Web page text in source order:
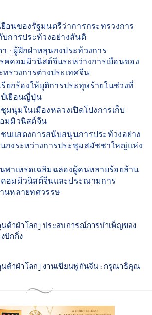
ยือนของรัฐมนตรีว่าการกระทรวงการ
การประท้วงอย่างสันติ
: ผู้ฝึกฝ่าหลุนกงประท้วงการ
คคอมมิวนิสต์จีนระหว่างการเยือนของ
รวงการต่างประเทศจีน
ยกร้องให้ยุติการประทุษร้ายในช่วงที่
เยือนญี่ปุ่น
มนุมในเมืองหลวงเปิดโปงการเก็บ
มมิวนิสต์จีน
นแสดงการสนับสนุนการประท้วงอย่าง
กงระหว่างการประชุมสมัชชาใหญ่แห่ง
พาเหรดเฉลิมฉลองผู้คนหลายร้อยล้าน
อมมิวนิสต์จีนและประณามการ
นหลายทศวรรษ
ต้าฝ่าโลก] ประสบการณ์การบำเพ็ญของ
ปักกิ่ง
ต้าฝ่าโลก] งานเขียนพู่กันจีน : กรุณาธิคุณ